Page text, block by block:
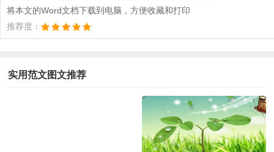
将本文的Word文档下载到电脑，方便收藏和打印
推荐度：
实用范文图文推荐